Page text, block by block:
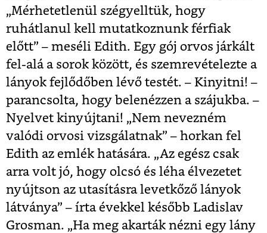
„Mérhetetlenül szégyelltük, hogy
ruhátlanul kell mutatkoznunk férfiak
előtt” – meséli Edith. Egy gój orvos járkált
fel-alá a sorok között, és szemrevételezte a
lányok fejlődőben lévő testét. – Kinyitni! –
parancsolta, hogy belenézzen a szájukba. –
Nyelvet kinyújtani! „Nem nevezném
valódi orvosi vizsgálatnak” – horkan fel
Edith az emlék hatására. „Az egész csak
arra volt jó, hogy olcsó és léha élvezetet
nyújtson az utasításra levetkőző lányok
látványa” – írta évekkel később Ladislav
Grosman. „Ha meg akarták nézni egy lány